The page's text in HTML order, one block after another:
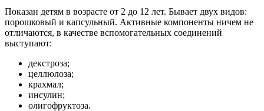
Показан детям в возрасте от 2 до 12 лет. Бывает двух видов:
порошковый и капсульный. Активные компоненты ничем не
отличаются, в качестве вспомогательных соединений
выступают:
декстроза;
целлюлоза;
крахмал;
инсулин;
олигофруктоза.